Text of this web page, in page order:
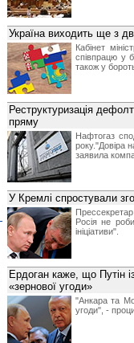
Україна виходить ще з
Кабінет
співпрацю у
також у
Реструктуризація
пряму
Нафтогаз
року."Довіра
заявила
У Кремлі спростували
Росія не
ініціативи".
Ердоган каже, що Путін
«зернової угоди»
"Анкара та
угоди", -